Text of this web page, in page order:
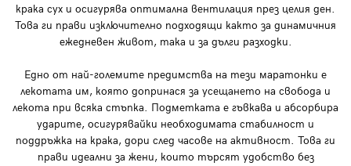
крака сух и осигурява оптимална вентилация през целия ден.
Това ги прави изключително подходящи както за динамичния
ежедневен живот, така и за дълги разходки.
Едно от най-големите предимства на тези маратонки е
лекотата им, която допринася за усещането на свобода и
лекота при всяка стъпка. Подметката е гъвкава и абсорбира
ударите, осигурявайки необходимата стабилност и
поддръжка на крака, дори след часове на активност. Това ги
прави идеални за жени, които търсят удобство без